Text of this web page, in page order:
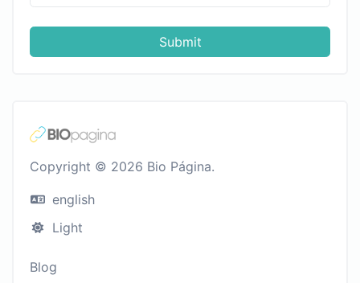
Submit
Copyright © 2026 Bio Página.
english
Light
Blog